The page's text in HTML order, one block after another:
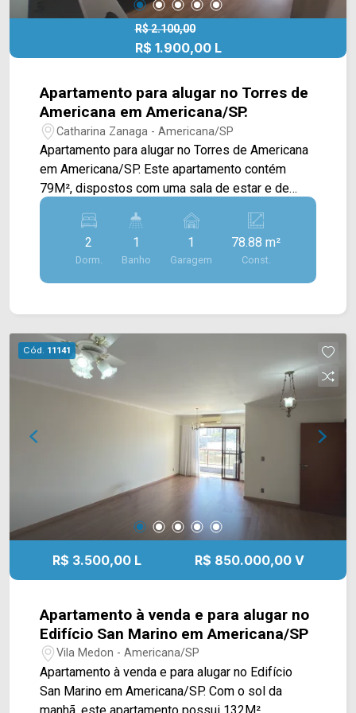
R$ 2.100,00
R$ 1.900,00 L
Apartamento para alugar no Torres de
Americana em Americana/SP.
Catharina Zanaga - Americana/SP
Apartamento para alugar no Torres de Americana
em Americana/SP. Este apartamento contém
79M², dispostos com uma sala de estar e de
jantar integradas, cozinha toda planejada com
fogão, exaustor e bancada, sacada com vista livre
e área de serviço. Sala com banco estilo
americano. Varanda com Jardim. > 02 Dormitórios
sendo 01 com armários; > 01 banheiros; > 01
academia, brinquedoteca e MarketStore
Condomínio está próximo à Av Carmine Feola
com Rua Vitoria Furlan. Esta região conta
supermercado , farmácias, posto de combustível
e vários outros comércios. Entre em contato com
a equipe da Arbix Imóveis e agende a sua visita!!
WhatsApp e Telefone: (19) 3475-4546 ARBIX
IMÓVEIS - Presente em cada mudança!
2
Dorm.
1
Banho
1
Garagem
78.88 m²
Const.
Cód. 11141
R$ 3.500,00 L R$ 850.000,00 V
Apartamento à venda e para alugar no
Edifício San Marino em Americana/SP
Vila Medon - Americana/SP
Apartamento à venda e para alugar no Edifício
San Marino em Americana/SP. Com o sol da
manhã, este apartamento possui 132M²,